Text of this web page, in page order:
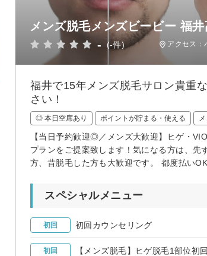
メンズ脱毛メンズビービー 福
- (-件) アクセス：
福井で15年メンズ脱毛サロン貴重
さい！
◎ 本日空席あり ポイントが貯まる・使える
【当日予約歓迎◎／メンズ大歓迎】ヒゲ・
プランをご提案致します！気になる方は、先
方、昔脱毛した方も大歓迎です。 都度払いOK
スペシャルメニュー
初回 初回カウンセリング
初回 【メンズ脱毛】ヒゲ脱毛1部位